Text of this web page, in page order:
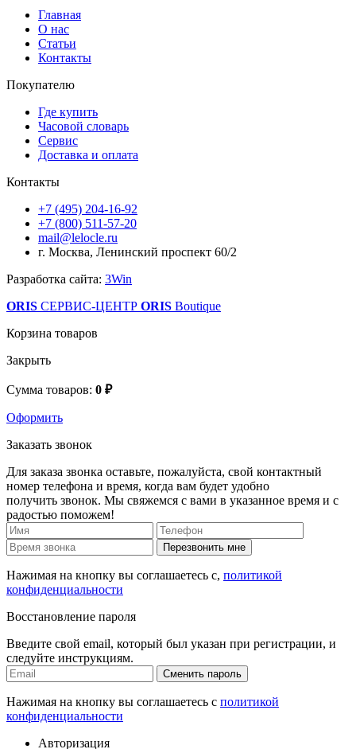
Главная
О нас
Статьи
Контакты
Покупателю
Где купить
Часовой словарь
Сервис
Доставка и оплата
Контакты
+7 (495) 204-16-92
+7 (800) 511-57-20
mail@lelocle.ru
г. Москва, Ленинский проспект 60/2
Разработка сайта: 3Win
ORIS СЕРВИС-ЦЕНТР ORIS Boutique
Корзина товаров
Закрыть
Сумма товаров: 0 ₽
Оформить
Заказать звонок
Для заказа звонка оставьте, пожалуйста, свой контактный
номер телефона и время, когда вам будет удобно
получить звонок. Мы свяжемся с вами в указанное время и с
радостью поможем!
Перезвонить мне
Нажимая на кнопку вы соглашаетесь с, политикой
конфиденциальности
Восстановление пароля
Введите свой email, который был указан при регистрации, и
следуйте инструкциям.
Сменить пароль
Нажимая на кнопку вы соглашаетесь с политикой
конфиденциальности
Авторизация